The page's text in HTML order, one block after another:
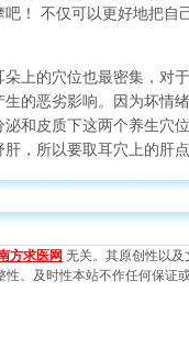
！ 不仅可以更好地把自
朵上的穴位也最密集，对
的恶劣影响。因为坏情
和皮质下这两个养生穴
，所以要取耳穴上的肝
方求医网 无关。其原创性以
、及时性本站不作任何保证